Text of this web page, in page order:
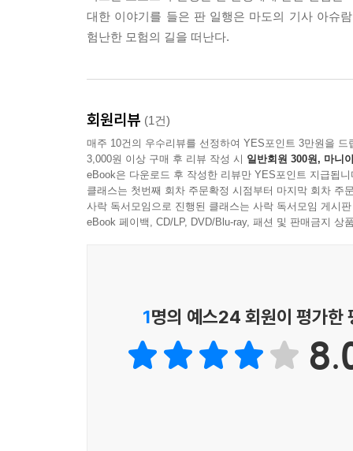
대한 이야기를 들은 판 일행은 마도의 기사 아슈
험난한 모험의 길을 떠난다.
회원리뷰 (1건)
매주 10건의 우수리뷰를 선정하여 YES포인트 3만원을 드
3,000원 이상 구매 후 리뷰 작성 시 일반회원 300원, 마니
eBook은 다운로드 후 작성한 리뷰만 YES포인트 지급됩니
클래스는 첫번째 회차 주문확정 시점부터 마지막 회차 주
사락 독서모임으로 진행된 클래스는 사락 독서모임 게시
eBook 페이백, CD/LP, DVD/Blu-ray, 패션 및 판매금지 상
1명의 예스24 회원이 평가한